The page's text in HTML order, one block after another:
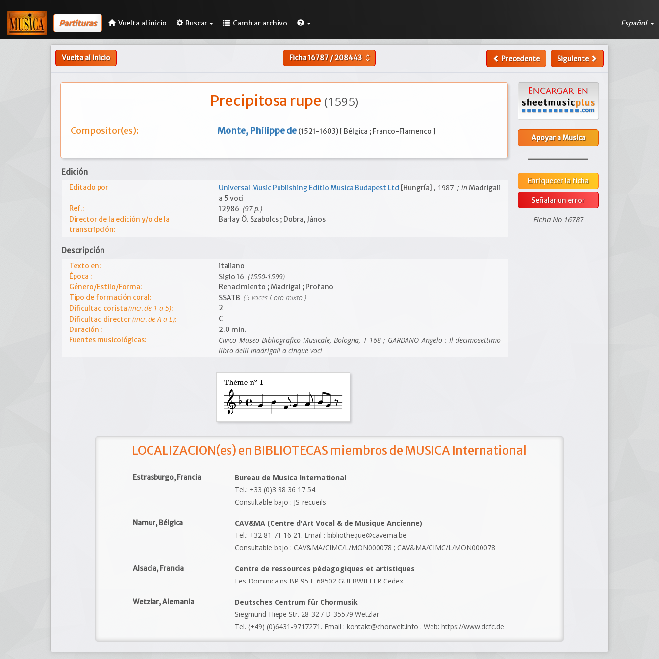
Partituras Vuelta al inicio Buscar Cambiar archivo Español
Vuelta al inicio Ficha16787/208443 unfold_more Precedente Siguiente
Precipitosa rupe (1595)
Compositor(es): Monte, Philippe de (1521-1603) [ Bélgica ; Franco-Flamenco ]
Edición
Editado por Universal Music Publishing Editio Musica Budapest Ltd [Hungría] , 1987 ; inMadrigali
a 5 voci
Ref.:
12986 (97 p.)
Director de la edición y/o de la
transcripción:
Barlay Ö. Szabolcs ; Dobra, János
Descripción
Texto en:
italiano
Época :
Siglo 16 (1550-1599)
Género/Estilo/Forma:
Renacimiento ; Madrigal ; Profano
Tipo de formación coral:
SSATB (5 voces Coro mixto )
Dificultad corista (incr.de 1 a 5):
2
Dificultad director(incr.de A a E):
C
Duración :
2.0 min.
Fuentes musicológicas:
Civico Museo Bibliografico Musicale, Bologna, T 168 ; GARDANO Angelo : Il decimosettimo
libro delli madrigali a cinque voci
Apoyar a Musica
Enriquecer la ficha
Señalar un error
Ficha No 16787
LOCALIZACION(es) en BIBLIOTECAS miembros de MUSICA International
Estrasburgo, Francia
Bureau de Musica International
Tel.: +33 (0)3 88 36 17 54.
Consultable bajo : JS-recueils
Namur, Bélgica
CAV&MA (Centre d'Art Vocal & de Musique Ancienne)
Tel.: +32 81 71 16 21. Email : bibliotheque@cavema.be
Consultable bajo : CAV&MA/CIMC/L/MON000078 ; CAV&MA/CIMC/L/MON000078
Alsacia, Francia
Centre de ressources pédagogiques et artistiques
Les Dominicains BP 95 F-68502 GUEBWILLER Cedex
Wetzlar, Alemania
Deutsches Centrum für Chormusik
Siegmund-Hiepe Str. 28-32 / D-35579 Wetzlar
Tel. (+49) (0)6431-9717271. Email : kontakt@chorwelt.info . Web: https://www.dcfc.de